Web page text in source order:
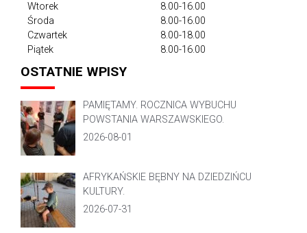
Wtorek
Środa
Czwartek
Piątek
8.00-16.00
8.00-16.00
8.00-18.00
8.00-16.00
OSTATNIE WPISY
PAMIĘTAMY. ROCZNICA WYBUCHU
POWSTANIA WARSZAWSKIEGO.
2026-08-01
AFRYKAŃSKIE BĘBNY NA DZIEDZIŃCU
KULTURY.
2026-07-31